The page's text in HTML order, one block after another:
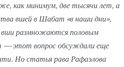
как минимум, две тысячи лет, а
вшей в Шабат «в наши дни»,
вши размножаются половым
— этот вопрос обсуждали еще
Но статья рава Рафаэлова